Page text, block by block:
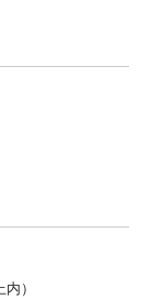
）